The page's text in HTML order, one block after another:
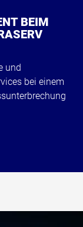
BEIM
und
bei einem